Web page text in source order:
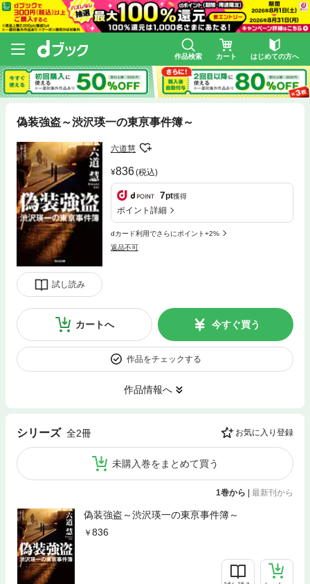
作品検索 カート はじめての方へ
偽装強盗～渋沢瑛一の東亰事件簿～
試し読み
六道慧
836(税込)
7pt獲得
ポイント詳細
dカード利用でさらにポイント+2%
返品不可
カートへ 今すぐ買う
作品をチェックする
作品情報へ
シリーズ 全2冊 お気に入り登録
未購入巻をまとめて買う
1巻から | 最新刊から
偽装強盗～渋沢瑛一の東亰事件簿～
836